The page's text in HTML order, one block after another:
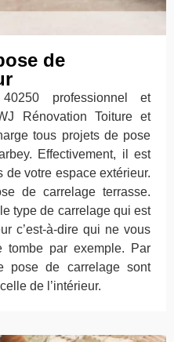
de
professionnel et
Rénovation Toiture et
tous projets de pose
Effectivement, il est
votre espace extérieur.
de carrelage terrasse.
type de carrelage qui est
c’est-à-dire qui ne vous
par exemple. Par
pose de carrelage sont
de l’intérieur.